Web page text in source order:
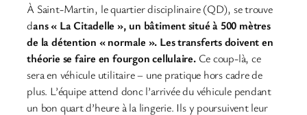
À Saint-Martin, le quartier disciplinaire (QD), se trouve
dans « La Citadelle », un bâtiment situé à 500 mètres
de la détention « normale ». Les transferts doivent en
théorie se faire en fourgon cellulaire.Ce coup-là, ce
sera en véhicule utilitaire – une pratique hors cadre de
plus. L’équipe attend donc l’arrivée du véhicule pendant
un bon quart d’heure à la lingerie. Ils y poursuivent leur